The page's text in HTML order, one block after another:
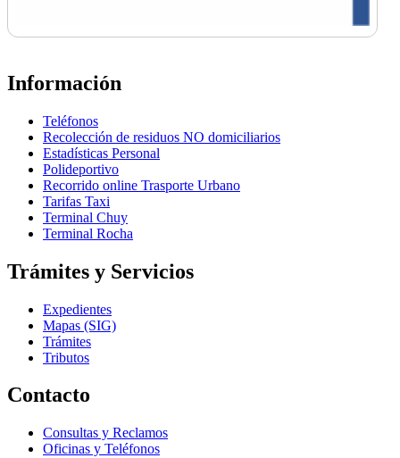
Información
Teléfonos
Recolección de residuos NO domiciliarios
Estadísticas Personal
Polideportivo
Recorrido online Trasporte Urbano
Tarifas Taxi
Terminal Chuy
Terminal Rocha
Trámites y Servicios
Expedientes
Mapas (SIG)
Trámites
Tributos
Contacto
Consultas y Reclamos
Oficinas y Teléfonos